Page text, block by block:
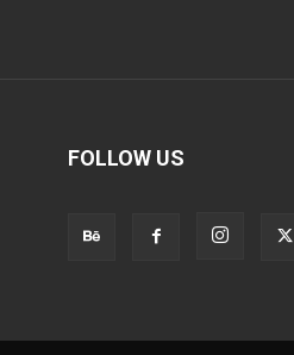
FOLLOW US